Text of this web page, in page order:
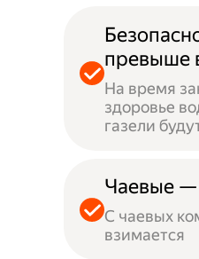
превыше
На время
здоровье
газели
Чаевые —
С чаевых
взимается